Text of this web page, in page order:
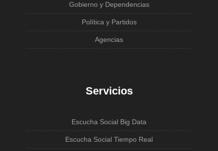
Gobierno y Dependencias
Política y Partidos
Agencias
Servicios
Escucha Social Big Data
Escucha Social Tiempo Real